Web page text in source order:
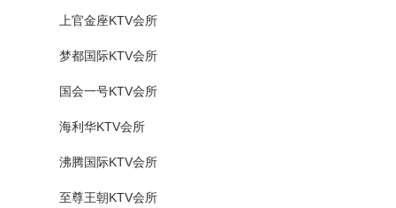
上官金座KTV会所
梦都国际KTV会所
国会一号KTV会所
海利华KTV会所
沸腾国际KTV会所
至尊王朝KTV会所